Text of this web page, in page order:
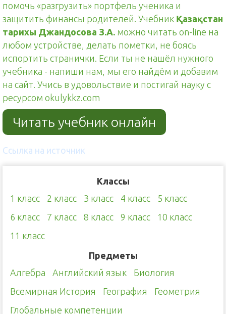
помочь «разгрузить» портфель ученика и
защитить финансы родителей. Учебник Қазақстан
тарихы Джандосова З.А. можно читать on-line на
любом устройстве, делать пометки, не боясь
испортить странички. Если ты не нашёл нужного
учебника - напиши нам, мы его найдём и добавим
на сайт. Учись в удовольствие и постигай науку с
ресурсом okulykkz.com
Читать учебник онлайн
Ссылка на источник
Классы
1 класс
2 класс 3 класс 4 класс
5 класс
6 класс
7 класс 8 класс 9 класс
10 класс
11 класс
Предметы
Алгебра
Английский язык
Биология
Всемирная История
География
Геометрия
Глобальные компетенции